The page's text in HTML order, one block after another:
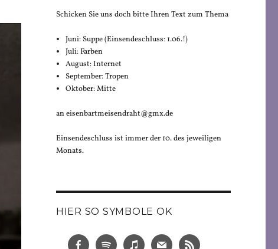
Schicken Sie uns doch bitte Ihren Text zum Thema
Juni: Suppe (Einsendeschluss: 1.06.!)
Juli: Farben
August: Internet
September: Tropen
Oktober: Mitte
an eisenbartmeisendraht@gmx.de
Einsendeschluss ist immer der 10. des jeweiligen
Monats.
HIER SO SYMBOLE OK